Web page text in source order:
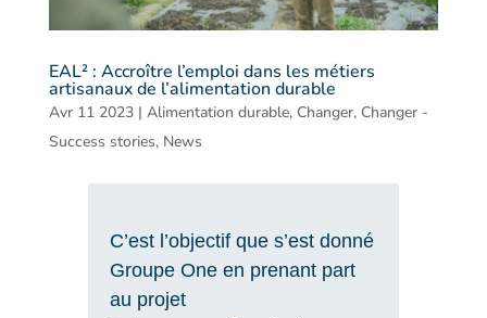
EAL² : Accroître l’emploi dans les métiers
artisanaux de l’alimentation durable
Avr 11 2023| Alimentation durable, Changer, Changer -
Success stories, News
C’est l’objectif que s’est donné
Groupe One en prenant part
au projet